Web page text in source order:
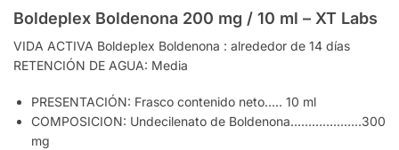
Boldeplex Boldenona 200 mg / 10 ml – XT Labs
VIDA ACTIVA Boldeplex Boldenona : alrededor de 14 días
RETENCIÓN DE AGUA: Media
PRESENTACIÓN: Frasco contenido neto….. 10 ml
COMPOSICION: Undecilenato de Boldenona………………..300
mg